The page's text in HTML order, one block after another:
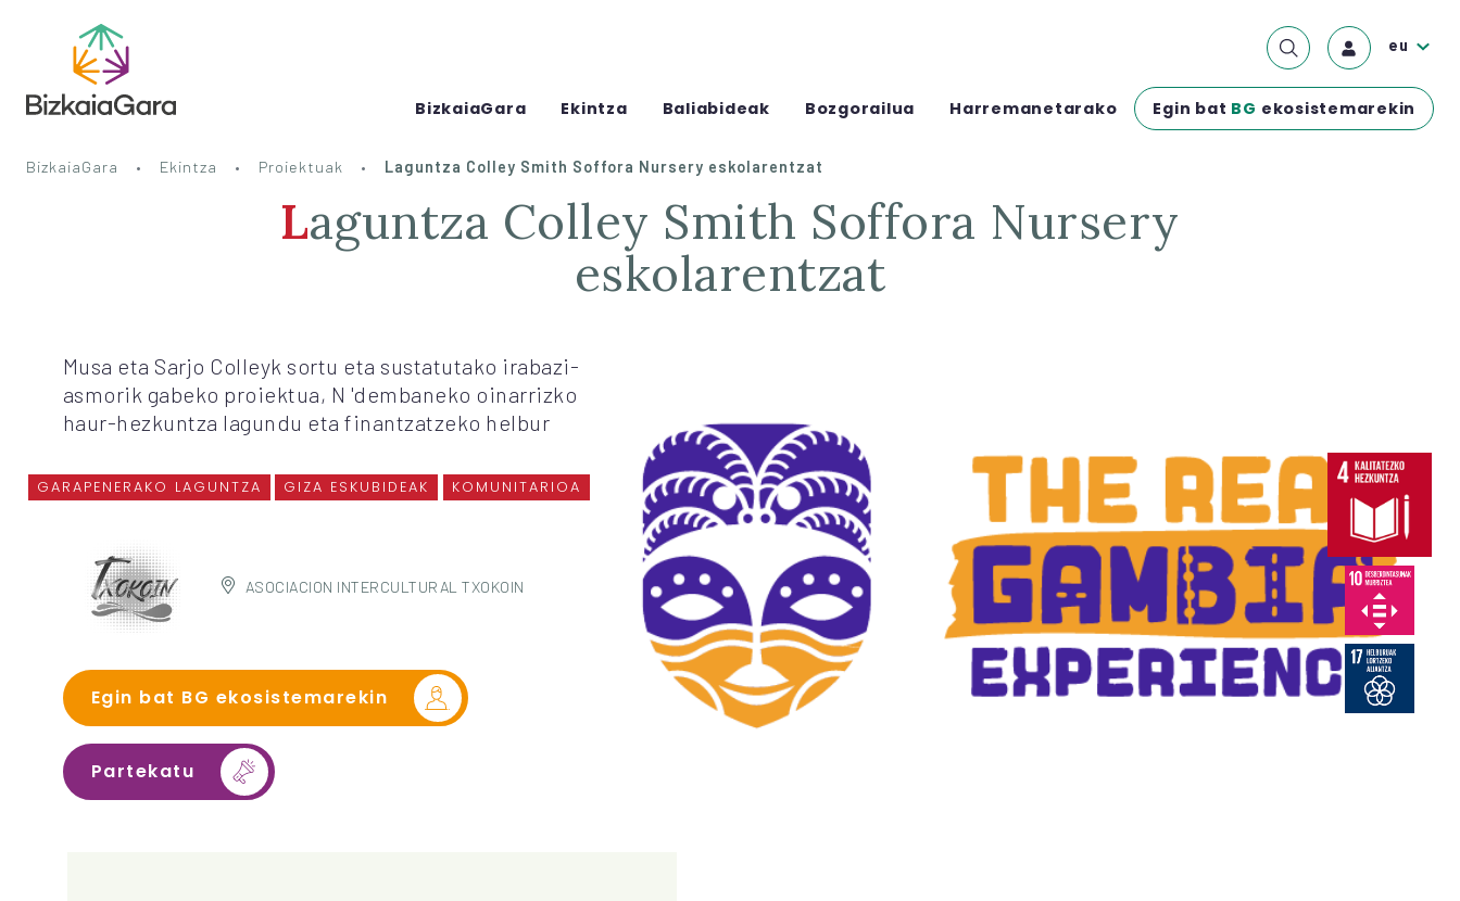
BizkaiaGara Ekintza Baliabideak Bozgorailua Harremanetarako Egin bat BG ekosistemarekin
eu
BizkaiaGara Ekintza Proiektuak Laguntza Colley Smith Soffora Nursery eskolarentzat
Laguntza Colley Smith Soffora Nursery
eskolarentzat
Musa eta Sarjo Colleyk sortu eta sustatutako irabazi-
asmorik gabeko proiektua, N 'dembaneko oinarrizko
haur-hezkuntza lagundu eta finantzatzeko helbur
GARAPENERAKO LAGUNTZA GIZA ESKUBIDEAK KOMUNITARIOA
ASOCIACION INTERCULTURAL TXOKOIN
Egin bat BG ekosistemarekin
Partekatu